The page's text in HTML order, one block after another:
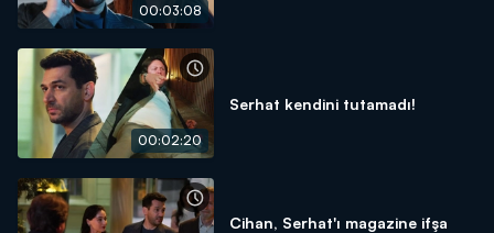
00:03:08
00:02:20
Serhat kendini tutamadı!
Cihan, Serhat'ı magazine ifşa